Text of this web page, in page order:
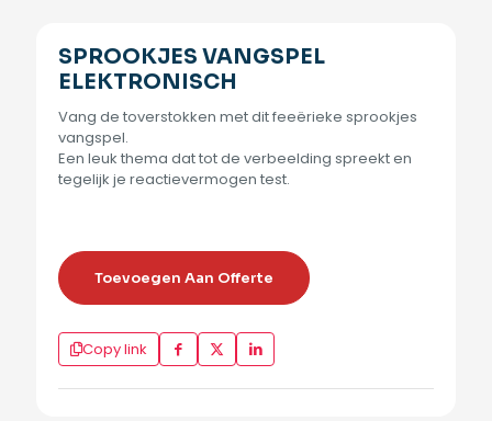
SPROOKJES VANGSPEL
ELEKTRONISCH
Vang de toverstokken met dit feeërieke sprookjes
vangspel.
Een leuk thema dat tot de verbeelding spreekt en
tegelijk je reactievermogen test.
Toevoegen Aan Offerte
Copy link